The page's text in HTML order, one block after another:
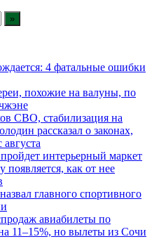
4 фатальные ошибки
похожие на валуны, по
СВО, стабилизация на
рассказал о законах,
интерьерный маркет
появляется, как от нее
главного спортивного
авиабилеты по
11–15%, но вылеты из Сочи